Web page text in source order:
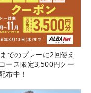
でのプレーに2回使え
ース限定3,500円クー
布中！